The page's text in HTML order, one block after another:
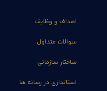
اهداف و وظایف
سوالات متداول
ساختار سازمانی
استانداری در رسانه ها